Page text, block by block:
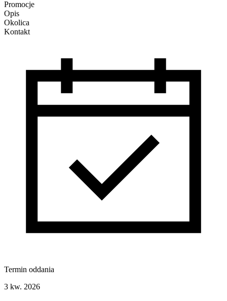
Promocje
Opis
Okolica
Kontakt
Termin oddania
3 kw. 2026